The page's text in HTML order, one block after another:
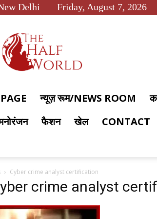
Delhi Friday, August 7, 2026
न्यूज़ रूम/NEWS ROOM
फैशन खेल CONTACT
Cyber crime analyst certification
crime analyst